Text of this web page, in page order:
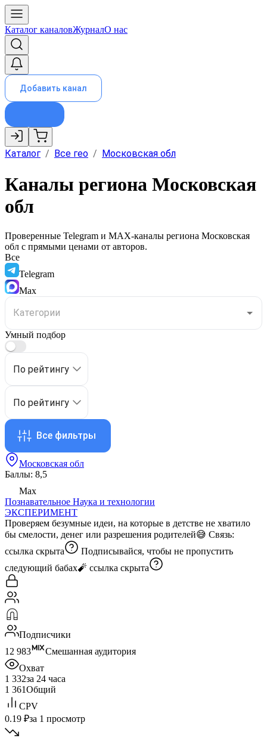
Каталог каналовЖурналО нас
Добавить канал
Каталог / Все гео / Московская обл
Каналы региона Московская
обл
Проверенные Telegram и MAX-каналы региона Московская
обл с прямыми ценами от авторов.
Все
Telegram
Max
Умный подбор
По рейтингу
По рейтингу
Все фильтры
Московская обл
Баллы: 8,5
Max
Познавательное Наука и технологии
ЭКСПЕРИМЕНТ
Проверяем безумные идеи, на которые в детстве не хватило
бы смелости, денег или разрешения родителей😅 Связь:
ссылка скрыта
Подписывайся, чтобы не пропустить
следующий бабах🧨 ссылка скрыта
Подписчики
12 983
Смешанная аудитория
Охват
1 332за 24 часа
1 361Общий
CPV
0.19 ₽за 1 просмотр